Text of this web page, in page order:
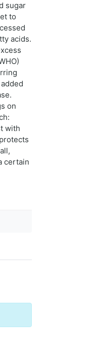
sugar
to
acids.
on
with
certain